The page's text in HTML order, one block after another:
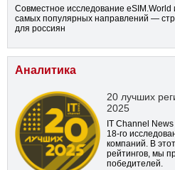
Совместное исследование eSIM.World
самых популярных направлений —
для россиян
Аналитика
20 лучших
2025
IT Channel
18-го
компаний. В
рейтингов, мы
победителей.